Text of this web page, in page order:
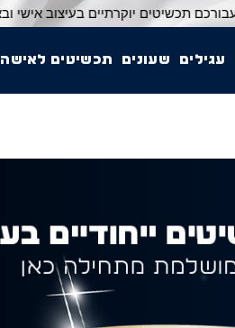
עגילים שעונים תכשיטים לאישה